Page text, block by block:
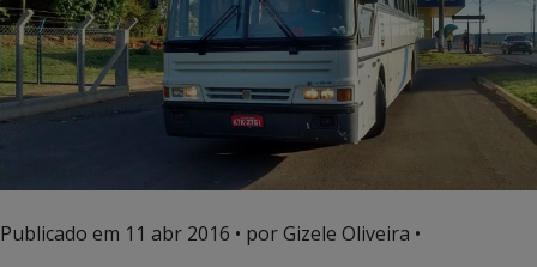
Publicado em 11 abr 2016 • por Gizele Oliveira •